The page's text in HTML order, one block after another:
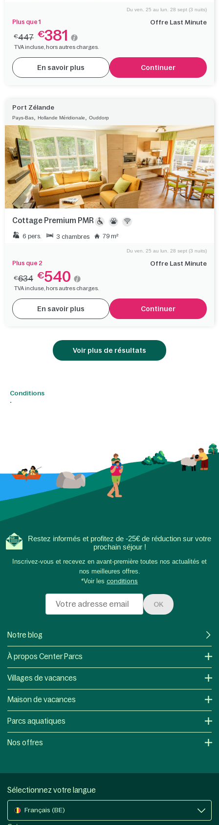
Plus que 1 Offre Last Minute
Du ven. 25 au lun. 28 sept (3 nuits)
€447 €381
TVA incluse, hors autres charges.
En savoir plus Continuer
Port Zélande
Pays-Bas, Hollande Méridionale, Ouddorp
Cottage Premium PMR
6 pers. 3 chambres 79 m²
Plus que 2 Offre Last Minute
Du ven. 25 au lun. 28 sept (3 nuits)
€634 €540
TVA incluse, hors autres charges.
En savoir plus Continuer
Voir plus de résultats
Conditions
.
Restez informés et profitez de -25€ de réduction sur votre
prochain séjour !
Inscrivez-vous et recevez en avant-première toutes nos actualités et
nos meilleures offres.
*Voir les conditions
OK
Notre blog
À propos Center Parcs
Villages de vacances
Maison de vacances
Parcs aquatiques
Nos offres
Sélectionnez votre langue
Français (BE)